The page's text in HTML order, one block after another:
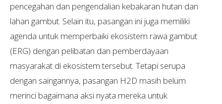
pencegahan dan pengendalian kebakaran hutan dan
lahan gambut. Selain itu, pasangan ini juga memiliki
agenda untuk memperbaiki ekosistem rawa gambut
(ERG) dengan pelibatan dan pemberdayaan
masyarakat di ekosistem tersebut. Tetapi serupa
dengan saingannya, pasangan H2D masih belum
merinci bagaimana aksi nyata mereka untuk